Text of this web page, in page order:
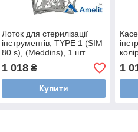
Лоток для стерилізації
інструментів, TYPE 1 (SIM
80 s), (Meddins), 1 шт.
1 018₴
Купити
80/
1